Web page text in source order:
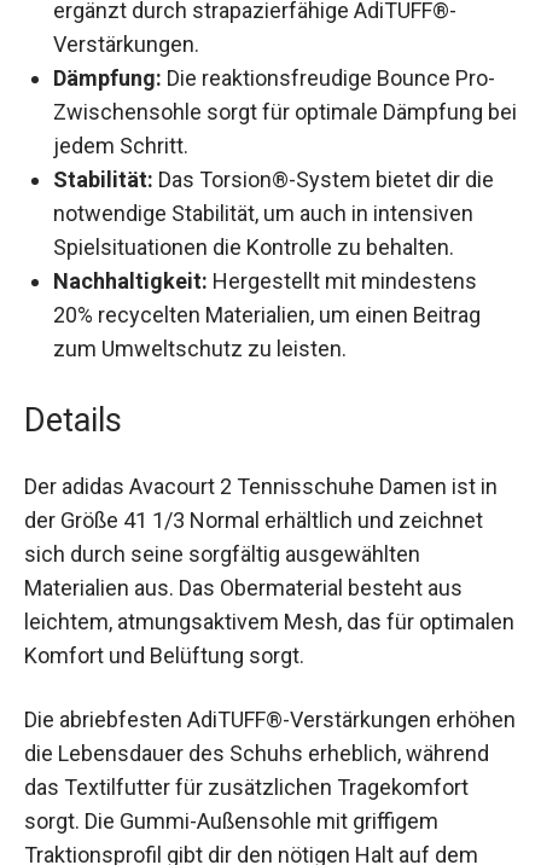
Komfort, ergänzt durch strapazierfähige
AdiTUFF®-Verstärkungen.
Dämpfung: Die reaktionsfreudige Bounce Pro-
Zwischensohle sorgt für optimale Dämpfung
bei jedem Schritt.
Stabilität: Das Torsion®-System bietet dir die
notwendige Stabilität, um auch in intensiven
Spielsituationen die Kontrolle zu behalten.
Nachhaltigkeit: Hergestellt mit mindestens
20% recycelten Materialien, um einen Beitrag
zum Umweltschutz zu leisten.
Details
Der adidas Avacourt 2 Tennisschuhe Damen ist in
der Größe 41 1/3 Normal erhältlich und zeichnet
sich durch seine sorgfältig ausgewählten
Materialien aus. Das Obermaterial besteht aus
leichtem, atmungsaktivem Mesh, das für
optimalen Komfort und Belüftung sorgt.
Die abriebfesten AdiTUFF®-Verstärkungen
erhöhen die Lebensdauer des Schuhs erheblich,
während das Textilfutter für zusätzlichen
Tragekomfort sorgt. Die Gummi-Außensohle mit